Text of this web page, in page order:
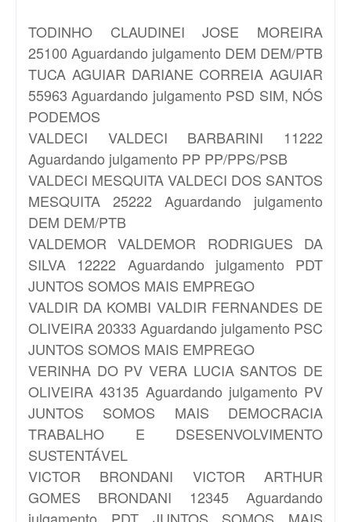
TODINHO CLAUDINEI JOSE MOREIRA
25100 Aguardando julgamento DEM DEM/PTB
TUCA AGUIAR DARIANE CORREIA AGUIAR
55963 Aguardando julgamento PSD SIM, NÓS
PODEMOS
VALDECI VALDECI BARBARINI 11222
Aguardando julgamento PP PP/PPS/PSB
VALDECI MESQUITAVALDECI DOS SANTOS
MESQUITA 25222 Aguardando julgamento
DEM DEM/PTB
VALDEMOR VALDEMOR RODRIGUES DA
SILVA 12222 Aguardando julgamento PDT
JUNTOS SOMOS MAIS EMPREGO
VALDIR DA KOMBI VALDIR FERNANDES DE
OLIVEIRA 20333 Aguardando julgamento PSC
JUNTOS SOMOS MAIS EMPREGO
VERINHA DO PV VERA LUCIA SANTOS DE
OLIVEIRA 43135 Aguardando julgamento PV
JUNTOS SOMOS MAIS DEMOCRACIA
TRABALHO E DSESENVOLVIMENTO
SUSTENTÁVEL
VICTOR BRONDANI VICTOR ARTHUR
GOMES BRONDANI 12345 Aguardando